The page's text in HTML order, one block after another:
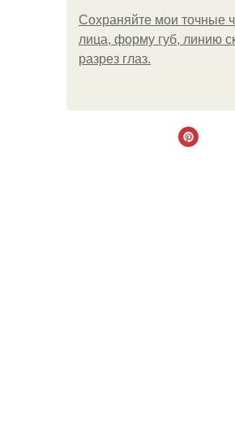
Сохраняйте мои точные
лица, форму губ, линию
разрез глаз.